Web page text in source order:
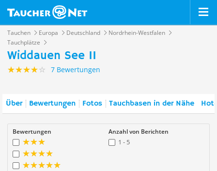
Tauchen Europa Deutschland
Nordrhein-Westfalen
Tauchplätze
Widdauen See II
7 Bewertungen
Über Bewertungen Fotos Tauchbasen in der Nähe
Bewertungen Anzahl von Berichten
1 - 5